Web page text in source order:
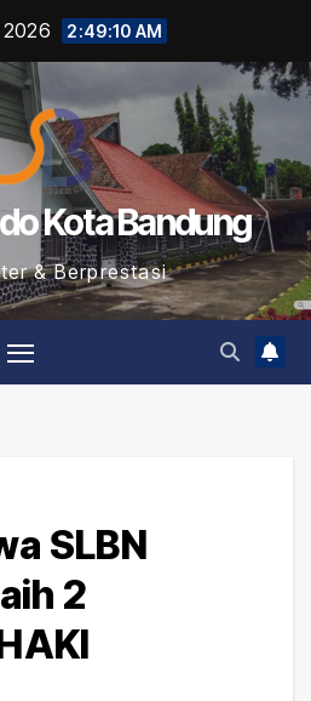
2026 2:49:11 AM
Kota Bandung
& Berprestasi
SLBN
2